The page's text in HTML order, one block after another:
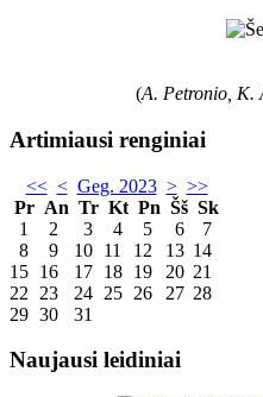
(A. Petronio, K.
Artimiausi renginiai
<< < Geg. 2023 > >>
Pr An Tr Kt Pn Šš Sk
1
2 3 4 5 6
7
8
9 10 11 12 13 14
15 16 17 18 19 20 21
22
23 24 25 26 27 28
29 30 31
Naujausi leidiniai